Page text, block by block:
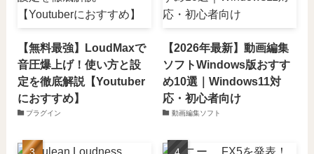
【無料最強】LoudMaxで
音圧爆上げ！使い方と設
定を徹底解説【Youtuber
におすすめ】
プラグイン
【2026年最新】動画編集
ソフトWindows版おすす
め10選｜Windows11対
応・初心者向け
動画編集ソフト